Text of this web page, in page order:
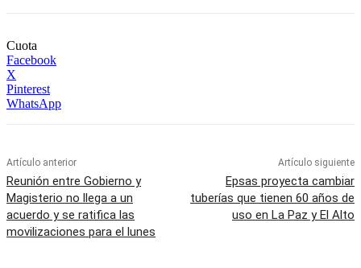
Cuota
Facebook
X
Pinterest
WhatsApp
Artículo anterior
Reunión entre Gobierno y
Magisterio no llega a un
acuerdo y se ratifica las
movilizaciones para el lunes
Artículo siguiente
Epsas proyecta cambiar
tuberías que tienen 60 años de
uso en La Paz y El Alto